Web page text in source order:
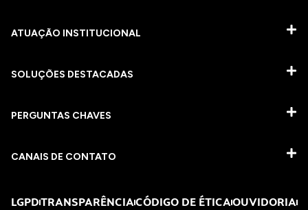
ATUAÇÃO INSTITUCIONAL
SOLUÇÕES DESTACADAS
PERGUNTAS CHAVES​
CANAIS DE CONTATO
LGPDTRANSPARÊNCIACÓDIGO DE ÉTICAOUVIDORIA